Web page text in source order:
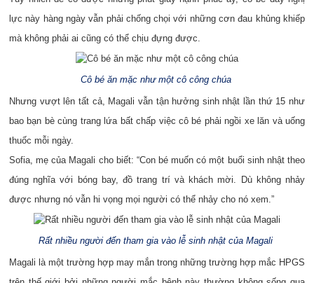
lực này hàng ngày vẫn phải chống chọi với những cơn đau khủng khiếp
mà không phải ai cũng có thể chịu đựng được.
Cô bé ăn mặc như một cô công chúa
Nhưng vượt lên tất cả, Magali vẫn tận hưởng sinh nhật lần thứ 15 như
bao bạn bè cùng trang lứa bất chấp việc cô bé phải ngồi xe lăn và uống
thuốc mỗi ngày.
Sofia, mẹ của Magali cho biết: “Con bé muốn có một buổi sinh nhật theo
đúng nghĩa với bóng bay, đồ trang trí và khách mời. Dù không nhảy
được nhưng nó vẫn hi vọng mọi người có thể nhảy cho nó xem.”
Rất nhiều người đến tham gia vào lễ sinh nhật của Magali
Magali là một trường hợp may mắn trong những trường hợp mắc HPGS